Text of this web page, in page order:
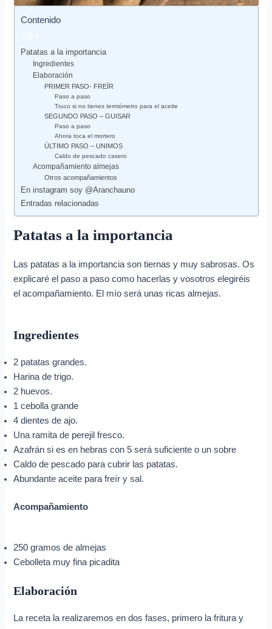
Contenido
Patatas a la importancia
Ingredientes
Elaboración
PRIMER PASO- FREÍR
Paso a paso
Truco si no tienes termómetro para el aceite
SEGUNDO PASO – GUISAR
Paso a paso
Ahora toca el mortero
ÚLTIMO PASO – UNIMOS
Caldo de pescado casero
Acompañamiento almejas
Otros acompañamientos
En instagram soy @Aranchauno
Entradas relacionadas
Patatas a la importancia
Las patatas a la importancia son tiernas y muy sabrosas. Os
explicaré el paso a paso como hacerlas y vosotros elegiréis
el acompañamiento. El mío será unas ricas almejas.
Ingredientes
2 patatas grandes.
Harina de trigo.
2 huevos.
1 cebolla grande
4 dientes de ajo.
Una ramita de perejil fresco.
Azafrán si es en hebras con 5 será suficiente o un sobre
Caldo de pescado para cubrir las patatas.
Abundante aceite para freír y sal.
Acompañamiento
250 gramos de almejas
Cebolleta muy fina picadita
Elaboración
La receta la realizaremos en dos fases, primero la fritura y